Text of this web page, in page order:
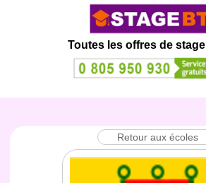
Toutes les offres de stage
Retour aux écoles